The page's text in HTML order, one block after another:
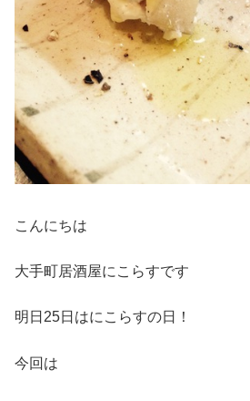
こんにちは
大手町居酒屋にこらすです
明日25日はにこらすの日！
今回は